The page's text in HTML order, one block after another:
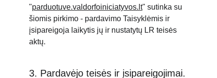
"parduotuve.valdorfoiniciatyvos.lt" sutinka su
šiomis pirkimo - pardavimo Taisyklėmis ir
įsipareigoja laikytis jų ir nustatytų LR teisės
aktų.
3. Pardavėjo teisės ir įsipareigojimai.